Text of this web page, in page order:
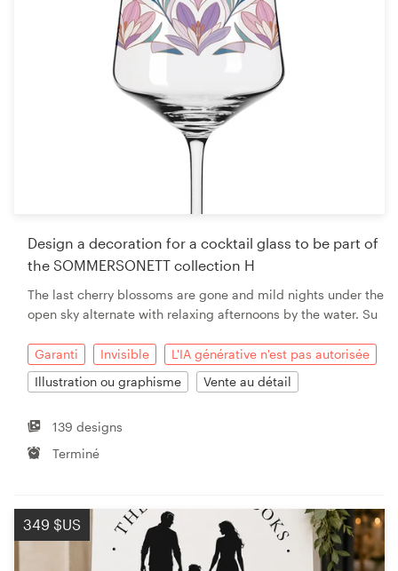
Design a decoration for a cocktail glass to be part of
the SOMMERSONETT collection H
The last cherry blossoms are gone and mild nights under the
open sky alternate with relaxing afternoons by the water. Su
Garanti Invisible
L'IA générative n'est pas autorisée
Illustration ou graphisme
Vente au détail
139 designs
Terminé
349 $US